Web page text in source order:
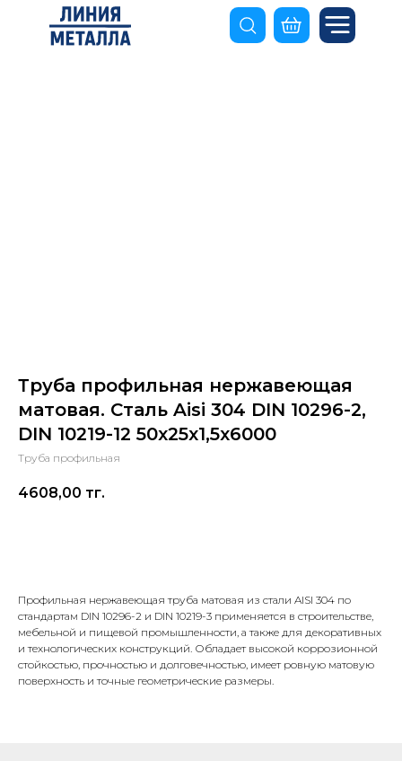
Труба профильная нержавеющая
матовая. Сталь Aisi 304 DIN 10296-2,
DIN 10219-12 50х25х1,5х6000
Труба профильная
4608,00 тг.
Профильная нержавеющая труба матовая из стали AISI 304 по
стандартам DIN 10296-2 и DIN 10219-3 применяется в строительстве,
мебельной и пищевой промышленности, а также для декоративных
и технологических конструкций. Обладает высокой коррозионной
стойкостью, прочностью и долговечностью, имеет ровную матовую
поверхность и точные геометрические размеры.